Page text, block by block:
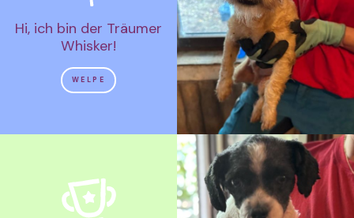
Hi, ich bin der Träumer
Whisker!
WELPE